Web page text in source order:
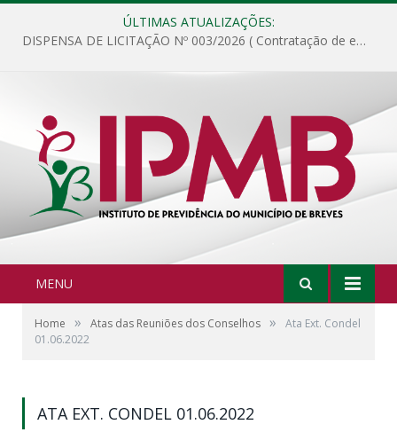
ÚLTIMAS ATUALIZAÇÕES:
DISPENSA DE LICITAÇÃO Nº 003/2026 ( Contratação de empresa para fornecimento de gêneros alimentícios não perecíveis, materiais de expediente, descartáveis, copa e cozinha, para análise e posterior publicação.)
MENU
Home » Atas das Reuniões dos Conselhos »
Ata Ext. Condel
01.06.2022
ATA EXT. CONDEL 01.06.2022